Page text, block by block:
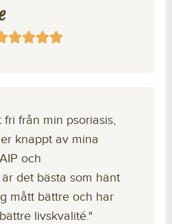
från min psoriasis,
knappt av mina
och
det bästa som hänt
mått bättre och har
livskvalité."